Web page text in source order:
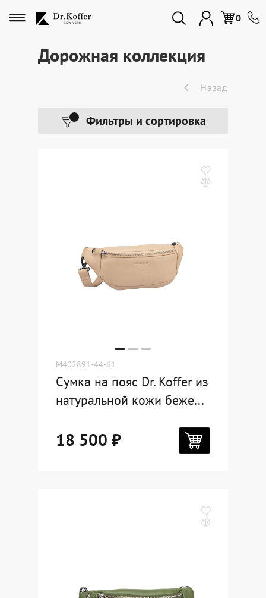
0
Избранное
Мужская коллекция
Dr.Koffer Outlet
О компании
Оферта
Дорожная коллекция
Назад
Фильтры и сортировка
M402891-44-61
Сумка на пояс Dr. Koffer из
натуральной кожи беже...
18 500 ₽